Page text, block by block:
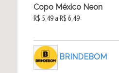
Copo México Neon
R$ 5,49 a R$ 6,49
BRINDEBOM